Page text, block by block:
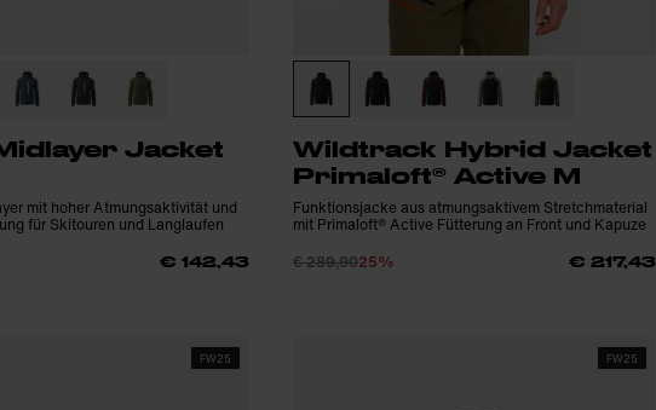
Jacket
mit hoher Atmungsaktivität und
für Skitouren und Langlaufen
€ 142,43
Wildtrack Hybrid Jacket
Primaloft® Active M
Funktionsjacke aus atmungsaktivem Stretchmaterial
mit Primaloft® Active Fütterung an Front und Kapuze
€ 289,9025% € 217,43
FW25 FW25